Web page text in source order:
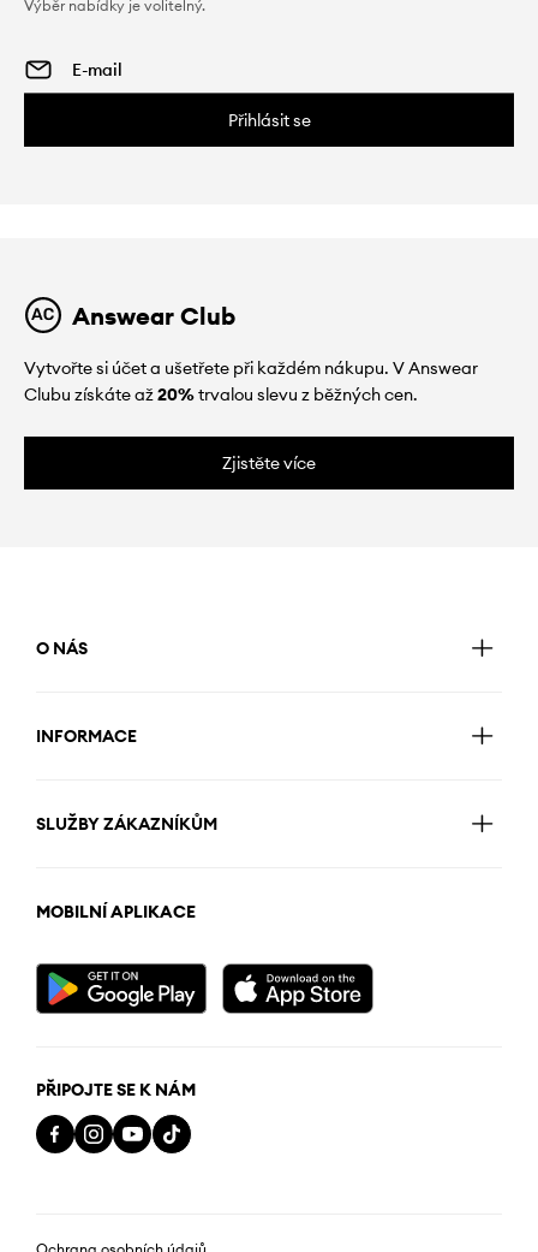
Výběr nabídky je volitelný.
Přihlásit se
Answear Club
Vytvořte si účet a ušetřete při každém nákupu. V Answear
Clubu získáte až20%trvalou slevu z běžných cen.
Zjistěte více
O NÁS
INFORMACE
SLUŽBY ZÁKAZNÍKŮM
MOBILNÍ APLIKACE
PŘIPOJTE SE K NÁM